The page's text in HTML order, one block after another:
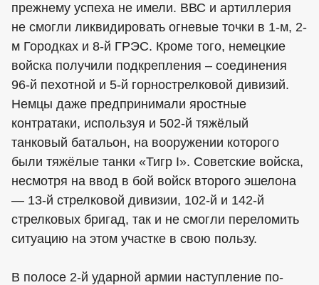
прежнему успеха не имели. ВВС и артиллерия
не смогли ликвидировать огневые точки в 1-м, 2-
м Городках и 8-й ГРЭС. Кроме того, немецкие
войска получили подкрепления – соединения
96-й пехотной и 5-й горнострелковой дивизий.
Немцы даже предпринимали яростные
контратаки, используя и 502-й тяжёлый
танковый батальон, на вооружении которого
были тяжёлые танки «Тигр I». Советские войска,
несмотря на ввод в бой войск второго эшелона
— 13-й стрелковой дивизии, 102-й и 142-й
стрелковых бригад, так и не смогли переломить
ситуацию на этом участке в свою пользу.
В полосе 2-й ударной армии наступление по-